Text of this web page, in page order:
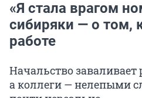
«Я стала врагом
сибиряки — о том,
работе
Начальство заваливает
а коллеги — нелепыми